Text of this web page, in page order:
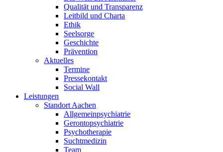
Qualität und Transparenz
Leitbild und Charta
Ethik
Seelsorge
Geschichte
Prävention
Aktuelles
Termine
Pressekontakt
Social Wall
Leistungen
Standort Aachen
Allgemeinpsychiatrie
Gerontopsychiatrie
Psychotherapie
Suchtmedizin
Team